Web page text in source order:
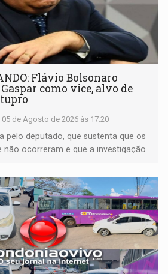
Flávio Bolsonaro
como vice, alvo de
05 de Agosto de 2026 às 17:20
pelo deputado, que sustenta que os
não ocorreram e que a investigação